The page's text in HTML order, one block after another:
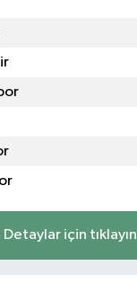
Detaylar için tıklayın